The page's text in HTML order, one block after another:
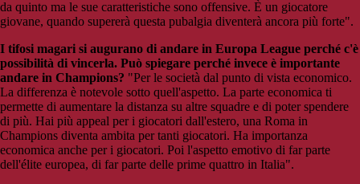
da quinto ma le sue caratteristiche sono offensive. È un giocatore
giovane, quando supererà questa pubalgia diventerà ancora più forte".
I tifosi magari si augurano di andare in Europa League perché c'è
possibilità di vincerla. Può spiegare perché invece è importante
andare in Champions? "Per le società dal punto di vista economico.
La differenza è notevole sotto quell'aspetto. La parte economica ti
permette di aumentare la distanza su altre squadre e di poter spendere
di più. Hai più appeal per i giocatori dall'estero, una Roma in
Champions diventa ambita per tanti giocatori. Ha importanza
economica anche per i giocatori. Poi l'aspetto emotivo di far parte
dell'élite europea, di far parte delle prime quattro in Italia".